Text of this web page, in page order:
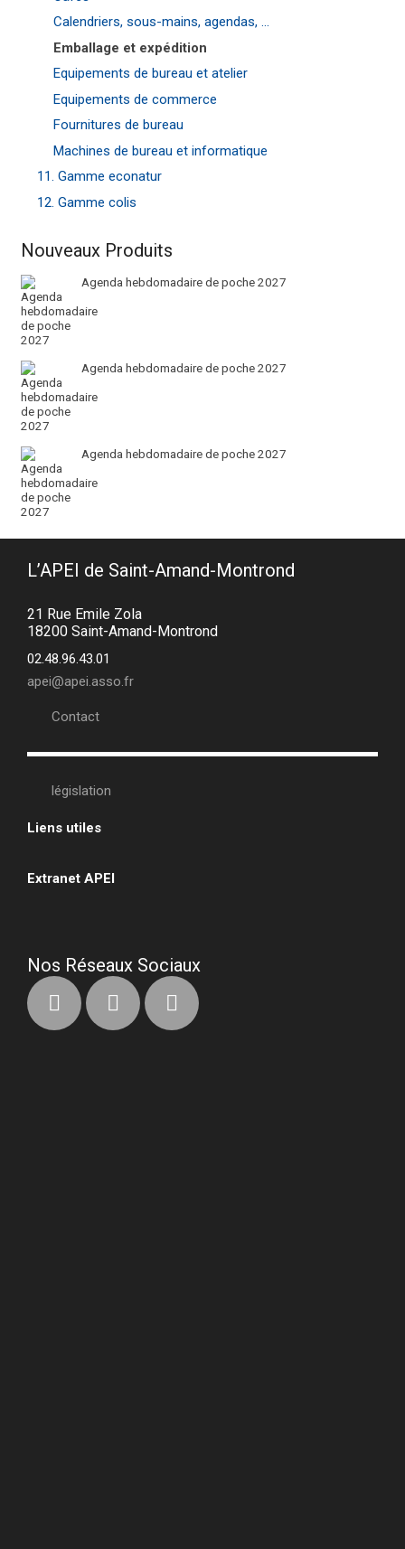
Calendriers, sous-mains, agendas, ...
Emballage et expédition
Equipements de bureau et atelier
Equipements de commerce
Fournitures de bureau
Machines de bureau et informatique
11. Gamme econatur
12. Gamme colis
Nouveaux Produits
Agenda hebdomadaire de poche 2027
Agenda hebdomadaire de poche 2027
Agenda hebdomadaire de poche 2027
L’APEI de Saint-Amand-Montrond
21 Rue Emile Zola
18200 Saint-Amand-Montrond
02.48.96.43.01
apei@apei.asso.fr
Contact
législation
Liens utiles
Extranet APEI
Nos Réseaux Sociaux